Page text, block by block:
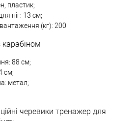
пластик;
ніг: 13 см;
(кг): 200
карабіном
88 см;
см;
метал;
черевики тренажер для